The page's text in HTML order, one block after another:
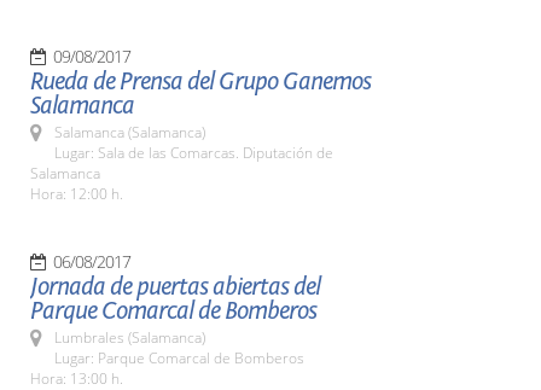
09/08/2017
Rueda de Prensa del Grupo Ganemos
Salamanca
Salamanca (Salamanca)
Lugar: Sala de las Comarcas. Diputación de
Salamanca
Hora: 12:00 h.
06/08/2017
Jornada de puertas abiertas del
Parque Comarcal de Bomberos
Lumbrales (Salamanca)
Lugar: Parque Comarcal de Bomberos
Hora: 13:00 h.